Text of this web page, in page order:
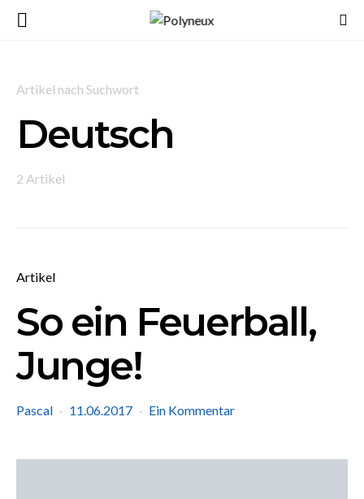
Artikel nach Suchwort
Deutsch
2 Artikel
Artikel
So ein Feuerball,
Junge!
Pascal 11.06.2017 Ein Kommentar